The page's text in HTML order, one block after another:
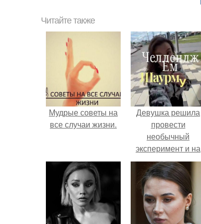
Читайте также
Мудрые советы на
все случаи жизни.
Девушка решила
провести
необычный
эксперимент и на
протяжении 30
дней питалась
одной шаурмой.